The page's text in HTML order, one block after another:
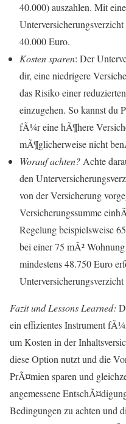
40.000) auszahlen. Mit
40.000 Euro.
Kosten sparen: Der
dir, eine niedrigere
das Risiko einer
einzugehen. So kannst du
fÃ¼r eine hÃ¶here
mÃ¶glicherweise nicht
Worauf achten?Achte
den
von der Versicherung
Versicherungssumme
Regelung beispielsweise
bei einer 75 mÂ²
mindestens 48.750 Euro
Unterversicherungsverzicht
Fazit und Lessons Learned:
ein effizientes Instrument
um Kosten in der
diese Option nutzt und die
PrÃ¤mien sparen und
angemessene
Bedingungen zu achten und